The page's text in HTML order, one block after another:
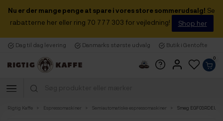
Nu er der mange penge at spare i vores store sommerudsalg! Se
rabatterne her eller ring 70 777 303 for vejledning!
Shop her
Dag til dag levering Danmarks største udvalg Butik i Gentofte
0
Rigtig Kaffe Espressomaskiner Semiautomatiske espressomaskiner Smeg EGF03RDEU